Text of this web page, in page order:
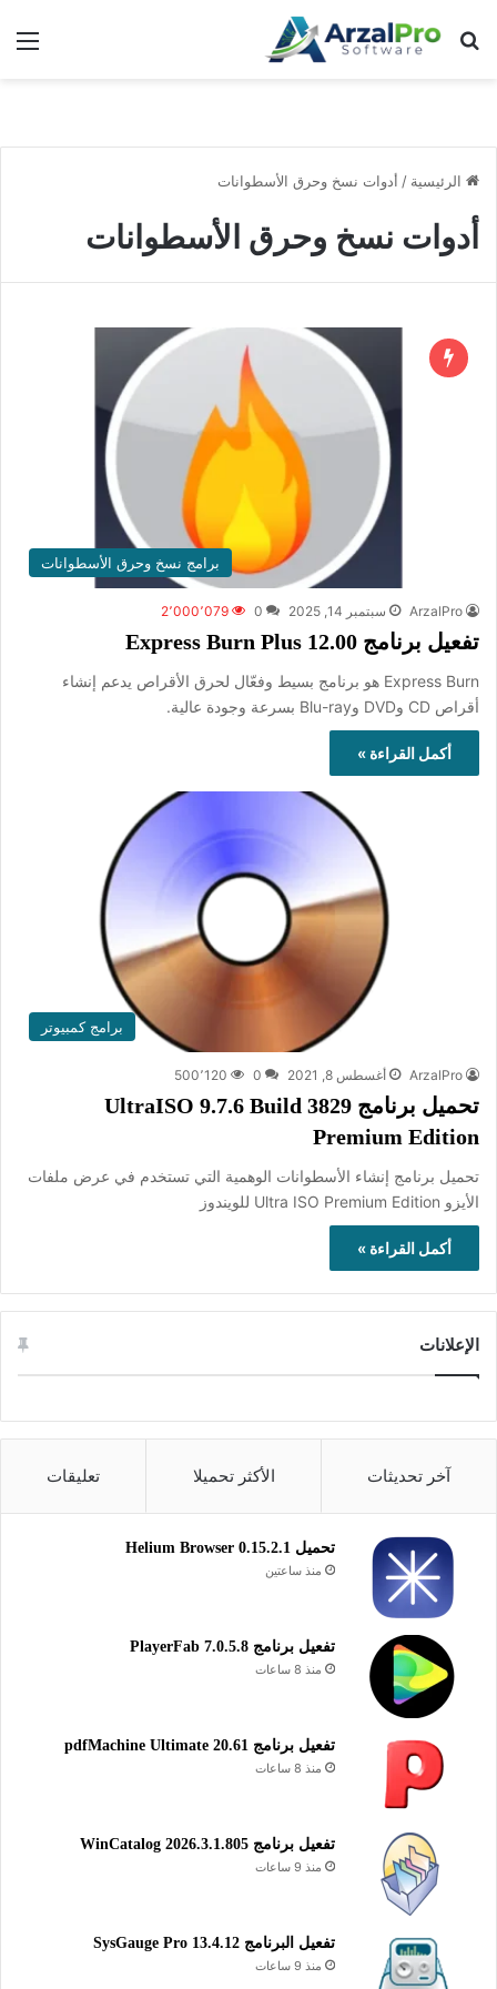
بحث عن
الرئيسية / أدوات نسخ وحرق الأسطوانات
أدوات نسخ وحرق الأسطوانات
برامج نسخ وحرق الأسطوانات
ArzalPro سبتمبر 14, 2025 0 2٬000٬079
تفعيل برنامج Express Burn Plus 12.00
Express Burn هو برنامج بسيط وفعّال لحرق الأقراص يدعم إنشاء
أقراص CD وDVD وBlu-ray بسرعة وجودة عالية.
أكمل القراءة »
برامج كمبيوتر
ArzalPro أغسطس 8, 2021 0 500٬120
تحميل برنامج UltraISO 9.7.6 Build 3829
Premium Edition
تحميل برنامج إنشاء الأسطوانات الوهمية التي تستخدم في عرض ملفات
الأيزو Ultra ISO Premium Edition للويندوز
أكمل القراءة »
الإعلانات
آخر تحديثات الأكثر تحميلا تعليقات
تحميل Helium Browser 0.15.2.1
منذ ساعتين
تفعيل برنامج PlayerFab 7.0.5.8
منذ 8 ساعات
تفعيل برنامج pdfMachine Ultimate 20.61
منذ 8 ساعات
تفعيل برنامج WinCatalog 2026.3.1.805
منذ 9 ساعات
تفعيل البرنامج 13.4.12 SysGauge Pro
منذ 9 ساعات